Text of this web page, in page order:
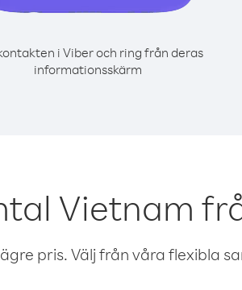
i Viber och ring från deras
informationsskärm
Vietnam
pris. Välj från våra flexibla